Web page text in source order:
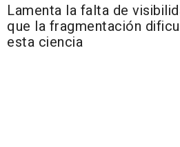
Lamenta la falta de
que la fragmentación
esta ciencia